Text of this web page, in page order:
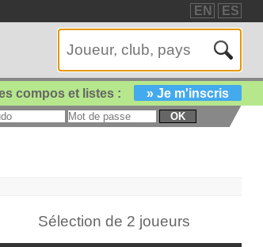
EN ES
compos et listes : » Je m'inscris
OK
Sélection de 2 joueurs